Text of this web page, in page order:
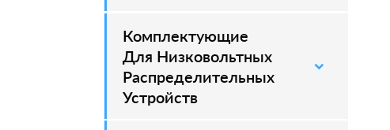
Комплектующие
Для Низковольтных
Распределительных
Устройств